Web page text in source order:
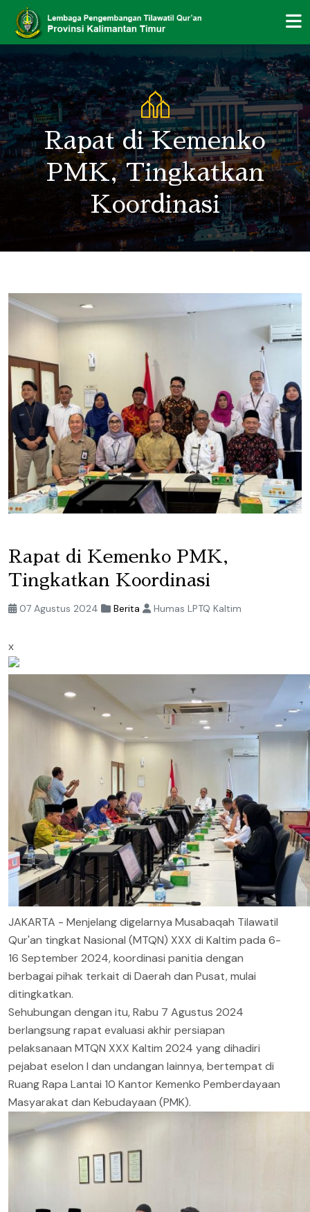
Rapat di Kemenko
PMK, Tingkatkan
Koordinasi
Rapat di Kemenko PMK,
Tingkatkan Koordinasi
07 Agustus 2024 Berita Humas LPTQ Kaltim
x
JAKARTA - Menjelang digelarnya Musabaqah Tilawatil
Qur'an tingkat Nasional (MTQN) XXX di Kaltim pada 6-
16 September 2024, koordinasi panitia dengan
berbagai pihak terkait di Daerah dan Pusat, mulai
ditingkatkan.
Sehubungan dengan itu, Rabu 7 Agustus 2024
berlangsung rapat evaluasi akhir persiapan
pelaksanaan MTQN XXX Kaltim 2024 yang dihadiri
pejabat eselon I dan undangan lainnya, bertempat di
Ruang Rapa Lantai 10 Kantor Kemenko Pemberdayaan
Masyarakat dan Kebudayaan (PMK).